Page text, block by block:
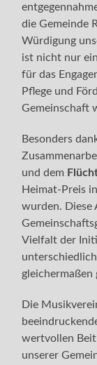
die Gemeinde
Würdigung
ist nicht nur
für das
Pflege und
Gemeinschaft
Besonders
und dem
Heimat-Preis
wurden. Diese
Vielfalt der
Die
wertvollen
unserer